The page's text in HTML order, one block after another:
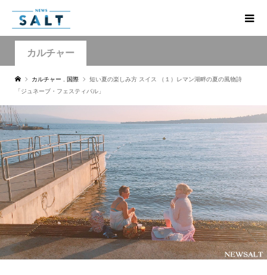
カルチャー
カルチャー 国際
短い夏の楽しみ方 スイス （１）レマン湖畔の夏の風物詩
「ジュネーブ・フェスティバル」